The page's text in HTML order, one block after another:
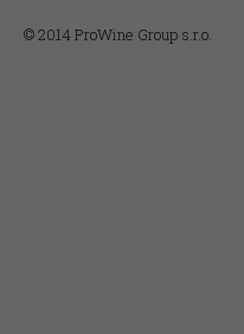
© 2014 ProWine Group s.r.o.